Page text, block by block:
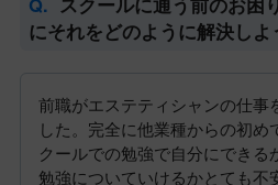
にそれをどのように解決し
前職がエステティシャンの仕事
した。完全に他業種からの初め
クールでの勉強で自分にできる
勉強についていけるかとても不